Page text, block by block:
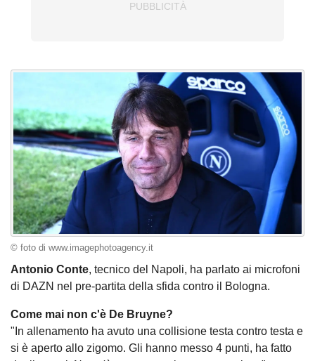
© foto di www.imagephotoagency.it
Antonio Conte, tecnico del Napoli, ha parlato ai microfoni
di DAZN nel pre-partita della sfida contro il Bologna.
Come mai non c'è De Bruyne?
"In allenamento ha avuto una collisione testa contro testa e
si è aperto allo zigomo. Gli hanno messo 4 punti, ha fatto